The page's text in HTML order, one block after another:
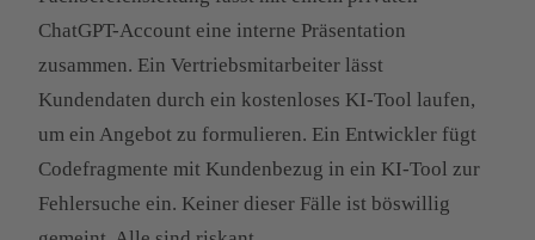
ChatGPT-Account eine interne Präsentation
zusammen. Ein Vertriebsmitarbeiter lässt
Kundendaten durch ein kostenloses KI-Tool laufen,
um ein Angebot zu formulieren. Ein Entwickler fügt
Codefragmente mit Kundenbezug in ein KI-Tool zur
Fehlersuche ein. Keiner dieser Fälle ist böswillig